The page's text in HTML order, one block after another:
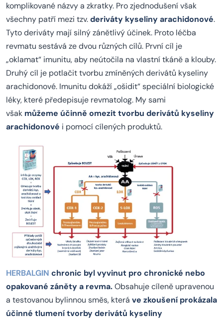
komplikované názvy a zkratky. Pro zjednodušení však
všechny patří mezi tzv.deriváty kyseliny arachidonové.
Tyto deriváty mají silný zánětlivý účinek. Proto léčba
revmatu sestává ze dvou různých cílů. První cíl je
„oklamat“ imunitu, aby neútočila na vlastní tkáně a klouby.
Druhý cíl je potlačit tvorbu zmíněných derivátů kyseliny
arachidonové. Imunitu dokáží „ošidit“ speciální biologické
léky, které předepisuje revmatolog. My sami
však můžeme účinně omezit tvorbu derivátů kyseliny
arachidonové i pomocí cílených produktů.
HERBALGIN chronic byl vyvinut pro chronické nebo
opakované záněty a revma.Obsahuje cíleně upravenou
a testovanou bylinnou směs, která ve zkoušení prokázala
účinné tlumení tvorby derivátů kyseliny